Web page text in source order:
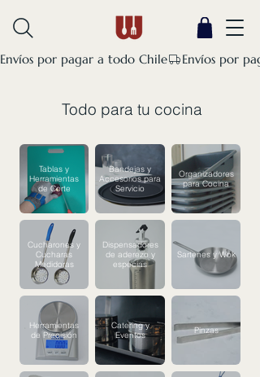
Envíos por pagar a todo Chile
Todo para tu cocina
Tablas y
Herramientas
de Corte
Bandejas y
Accesorios para
Servicio
Organizadores
para Cocina
Cucharones y
Cucharas
Medidoras
Dispensadores
de aderezo y
especias
Sartenes y Wok
Herramientas
de Precisión
Catering y
Eventos
Pinzas